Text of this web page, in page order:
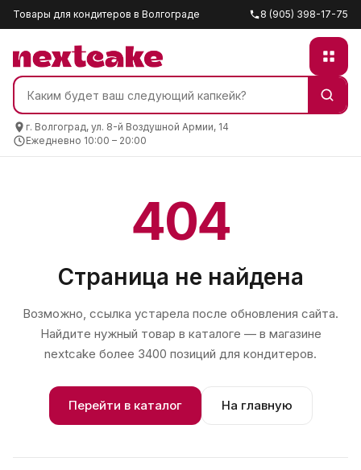
Товары для кондитеров в Волгограде 8 (905) 398-17-75
г. Волгоград, ул. 8-й Воздушной Армии, 14
Ежедневно 10:00 – 20:00
404
Страница не найдена
Возможно, ссылка устарела после обновления сайта.
Найдите нужный товар в каталоге — в магазине
nextcake более 3400 позиций для кондитеров.
Перейти в каталог На главную